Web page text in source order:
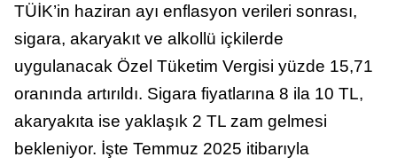
TÜİK’in haziran ayı enflasyon verileri sonrası,
sigara, akaryakıt ve alkollü içkilerde
uygulanacak Özel Tüketim Vergisi yüzde 15,71
oranında artırıldı. Sigara fiyatlarına 8 ila 10 TL,
akaryakıta ise yaklaşık 2 TL zam gelmesi
bekleniyor. İşte Temmuz 2025 itibarıyla